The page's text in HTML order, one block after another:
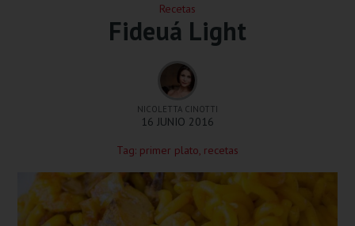
Recetas
Fideuá Light
NICOLETTA CINOTTI
16 JUNIO 2016
Tag: primer plato, recetas